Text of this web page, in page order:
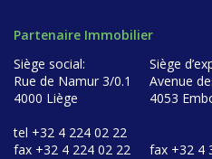
Partenaire Immobilier
Siège social:
Rue de Namur 3/0.1
4000 Liège
tel +32 4 224 02 22
fax +32 4 224 02 22
Siège
Avenue
4053
fax +32 4